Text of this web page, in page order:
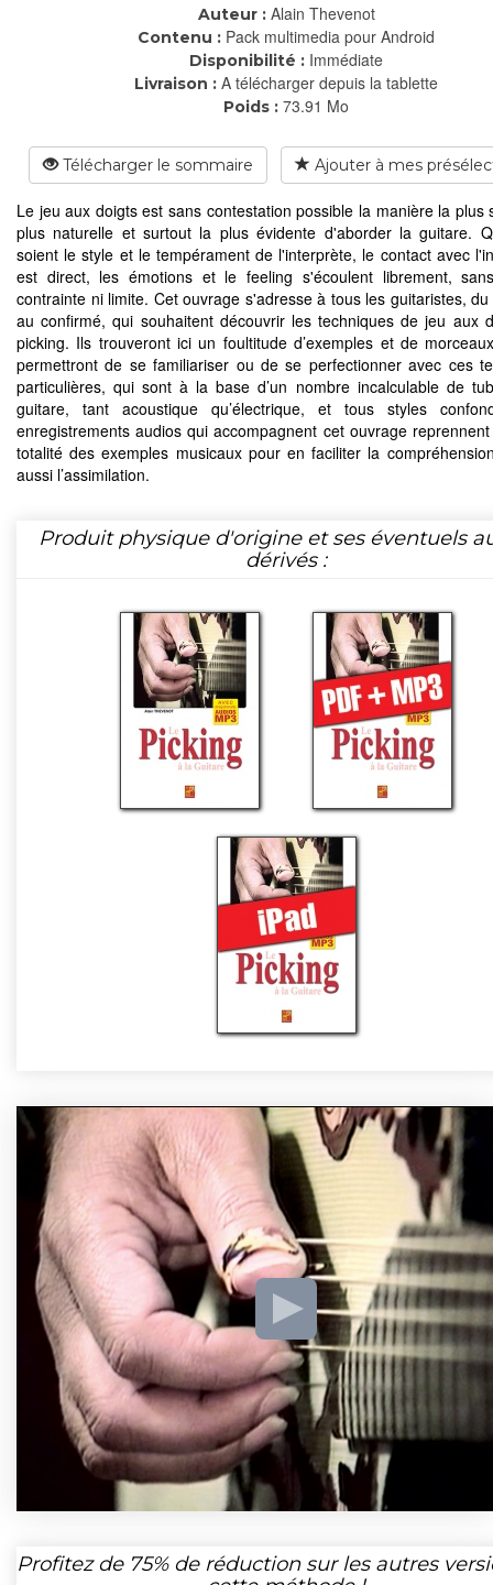
Auteur : Alain Thevenot
Contenu : Pack multimedia pour Android
Disponibilité : Immédiate
Livraison : A télécharger depuis la tablette
Poids : 73.91 Mo
Télécharger le sommaire Ajouter à mes
Le jeu aux doigts est sans contestation possible la manière la plus
plus naturelle et surtout la plus évidente d'aborder la guitare.
soient le style et le tempérament de l'interprète, le contact avec
est direct, les émotions et le feeling s'écoulent librement,
contrainte ni limite. Cet ouvrage s'adresse à tous les guitaristes,
au confirmé, qui souhaitent découvrir les techniques de jeu aux
picking. Ils trouveront ici un foultitude d’exemples et de
permettront de se familiariser ou de se perfectionner avec ces
particulières, qui sont à la base d’un nombre incalculable de
guitare, tant acoustique qu’électrique, et tous styles
enregistrements audios qui accompagnent cet ouvrage
totalité des exemples musicaux pour en faciliter la
aussi l’assimilation.
Produit physique d'origine et ses éventuels
dérivés :
Profitez de 75%de réduction sur les autres